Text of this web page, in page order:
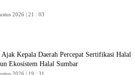
2026 | 21 : 03
Kepala Daerah Percepat Sertifikasi Halal
Ekosistem Halal Sumbar
2026 | 19 : 31